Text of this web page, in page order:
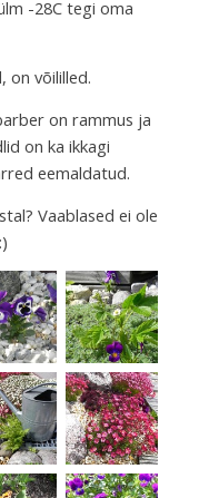
-28C tegi oma
on võililled.
on rammus ja
on ka ikkagi
eemaldatud.
Vaablased ei ole